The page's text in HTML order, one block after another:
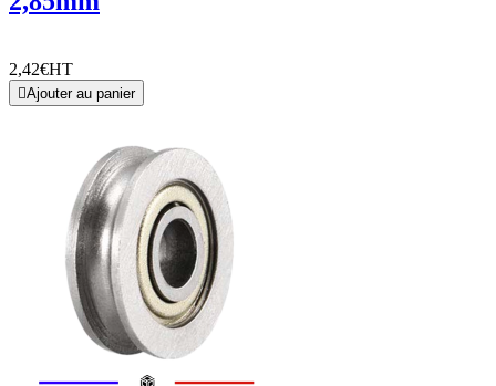
2,42€HT
Ajouter au panier